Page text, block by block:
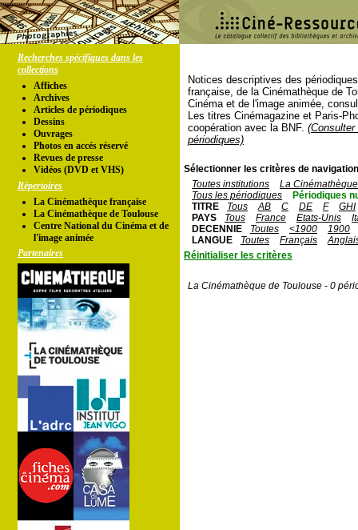
Recherches spécifiques dans les
collections
Affiches
Archives
Articles de périodiques
Dessins
Ouvrages
Photos en accés réservé
Revues de presse
Vidéos (DVD et VHS)
Répertoires
La Cinémathèque française
La Cinémathèque de Toulouse
Centre National du Cinéma et de
l'image animée
Partenaires
Notices descriptives des
française, de la Cinémathèque de
Cinéma et de l'image animée,
Les titres Cinémagazine et Paris-
coopération avec la BNF.
périodiques)
Sélectionner les critères de
Toutes institutions
La
Tous les périodiques
Périodiques
TITRE
Tous AB C DE F
GHI
PAYS
Tous France Etats-Unis
DECENNIE
Toutes <1900
1900
LANGUE
Toutes Français
Réinitialiser les critères
La Cinémathèque de Toulouse - 0